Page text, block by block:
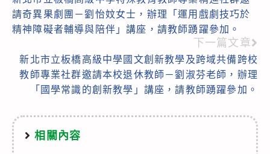
more
articles
請奇異果劇團－劉怡妏女士，辦理「運用戲劇技巧於
精神障礙者輔導與陪伴」講座，請教師踴躍參加。
下一篇文章
新北市立板橋高級中學國文創新教學及跨域共備跨校
教師專業社群邀請本校退休教師－劉淑芬老師，辦理
「國學常識的創新教學」講座，請教師踴躍參加。
相關內容